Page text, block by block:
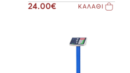
24.00€ ΚΑΛΑΘΙ